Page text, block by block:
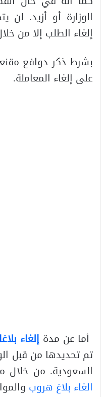
الوزارة أو أزيد.
إلغاء الطلب إلا من
بشرط ذكر دوافع
على إلغاء المعاملة.
أما عن مدة إلغاء
تم تحديدها من قبل
السعودية. من خلال
الغاء بلاغ هروب